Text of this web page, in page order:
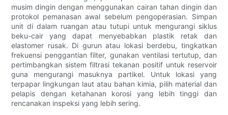
musim dingin dengan menggunakan cairan tahan dingin dan
protokol pemanasan awal sebelum pengoperasian. Simpan
unit di dalam ruangan atau tutupi untuk mengurangi siklus
beku-cair yang dapat menyebabkan plastik retak dan
elastomer rusak. Di gurun atau lokasi berdebu, tingkatkan
frekuensi penggantian filter, gunakan ventilasi tertutup, dan
pertimbangkan sistem filtrasi tekanan positif untuk reservoir
guna mengurangi masuknya partikel. Untuk lokasi yang
terpapar lingkungan laut atau bahan kimia, pilih material dan
pelapis dengan ketahanan korosi yang lebih tinggi dan
rencanakan inspeksi yang lebih sering.